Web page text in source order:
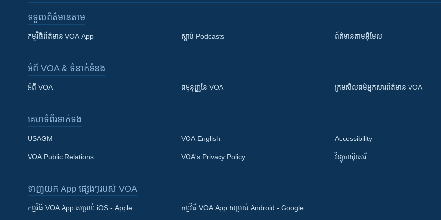
Khmer English
ទទួល​ព័ត៌មាន​តាម
កម្មវិធី​ព័ត៌មាន VOA App ស្តាប់ Podcasts ព័ត៌មាន​តាម​អ៊ីមែល
អំពី​ VOA & ទំនាក់ទំនង
អំពី​ VOA ធម្មនុញ្ញ​នៃ VOA ក្រម​​​សីលធម៌​​​អ្នក​​​សារព័ត៌មាន VOA
គេហទំព័រ​​ទាក់ទង
USAGM
VOA Public Relations
VOA English
VOA's Privacy Policy
Accessibility
វិទ្យុ​អាស៊ី​សេរី
ទាញយក​ App ផ្សេងៗ​របស់​ VOA
កម្មវិធី​ VOA App សម្រាប់ iOS - Apple កម្មវិធី​ VOA App សម្រាប់ Android - Google